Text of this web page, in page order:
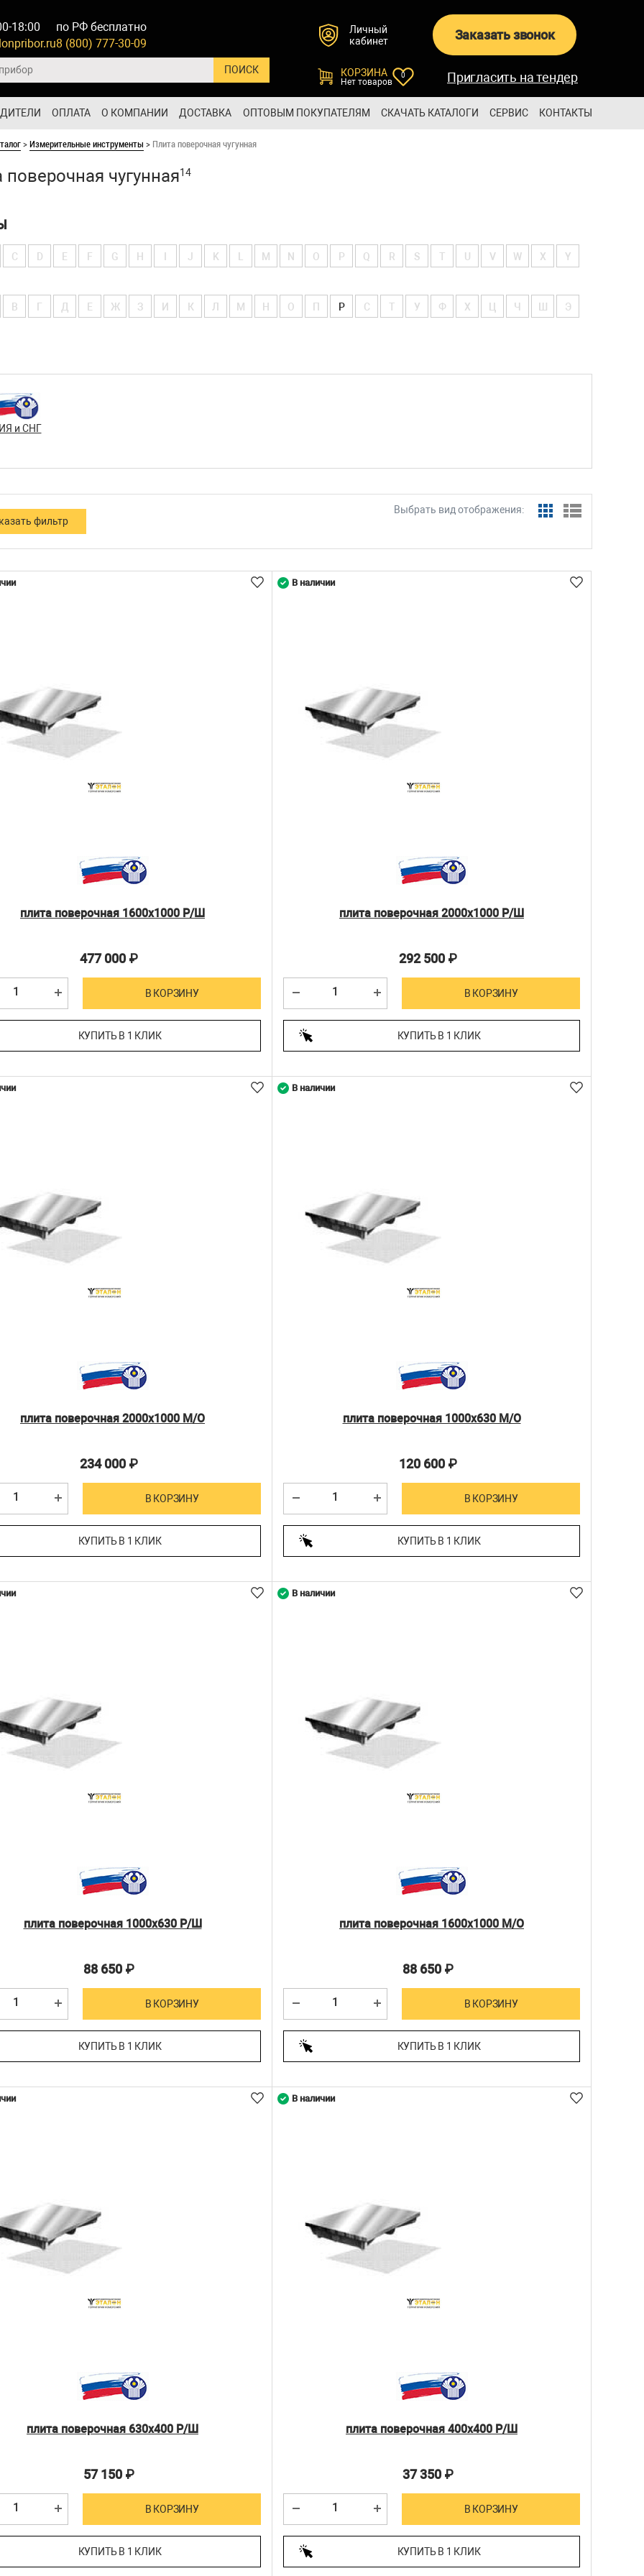
18:00
по РФ бесплатно
8 (800) 777-30-09
Личный
кабинет
Заказать звонок
КОРЗИНА
Нет товаров
0 Пригласить на тендер
ОПЛАТА О КОМПАНИИ ДОСТАВКА ОПТОВЫМ ПОКУПАТЕЛЯМ СКАЧАТЬ КАТАЛОГИ СЕРВИС КОНТАКТЫ
>Измерительные инструменты > Плита поверочная чугунная
поверочная чугунная14
C D E F G H J K M N O P Q R S T V W X Y
В Г Д Е Ж З И К Л М Н О П Р С Т У Ф Х Ч Э
и СНГ
Выбрать вид отображения:
плита поверочная 1600х1000 Р/Ш
477 000 ₽
В КОРЗИНУ
КУПИТЬ В 1 КЛИК
плита поверочная 2000х1000 Р/Ш
292 500 ₽
В КОРЗИНУ
КУПИТЬ В 1 КЛИК
В наличии
плита поверочная 2000х1000 М/О
234 000 ₽
В КОРЗИНУ
КУПИТЬ В 1 КЛИК
плита поверочная 1000х630 М/О
120 600 ₽
В КОРЗИНУ
КУПИТЬ В 1 КЛИК
В наличии
плита поверочная 1000х630 Р/Ш
88 650 ₽
В КОРЗИНУ
КУПИТЬ В 1 КЛИК
плита поверочная 1600х1000 М/О
88 650 ₽
В КОРЗИНУ
КУПИТЬ В 1 КЛИК
В наличии
плита поверочная 630х400 Р/Ш
57 150 ₽
В КОРЗИНУ
КУПИТЬ В 1 КЛИК
плита поверочная 400х400 Р/Ш
37 350 ₽
В КОРЗИНУ
КУПИТЬ В 1 КЛИК
В наличии